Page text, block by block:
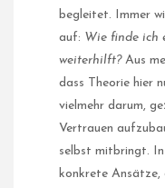
begleitet. Immer
auf: Wie finde ich
weiterhilft?Aus
dass Theorie hier
vielmehr darum,
Vertrauen
selbst mitbringt.
konkrete Ansätze,